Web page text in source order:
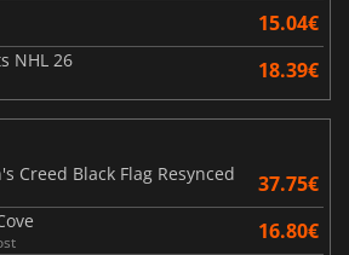
15.04€
NHL 26 18.39€
Creed Black Flag Resynced
37.75€
16.80€